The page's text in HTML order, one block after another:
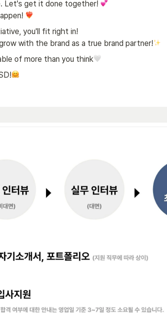
Let's get it done together!
you'll fit right in!
to grow with the brand as a true brand partner!
of more than you think